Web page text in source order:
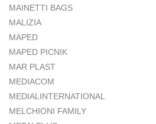
MAINETTI BAGS
MALIZIA
MAPED
MAPED PICNIK
MAR PLAST
MEDIACOM
MEDIALINTERNATIONAL
MELCHIONI FAMILY